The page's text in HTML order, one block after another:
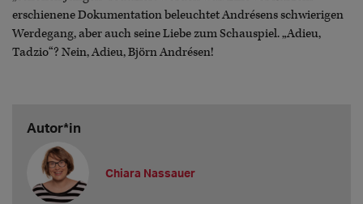
erschienene Dokumentation beleuchtet Andrésens schwierigen
Werdegang, aber auch seine Liebe zum Schauspiel. „Adieu,
Tadzio“? Nein, Adieu, Björn Andrésen!
Autor*in
Chiara Nassauer